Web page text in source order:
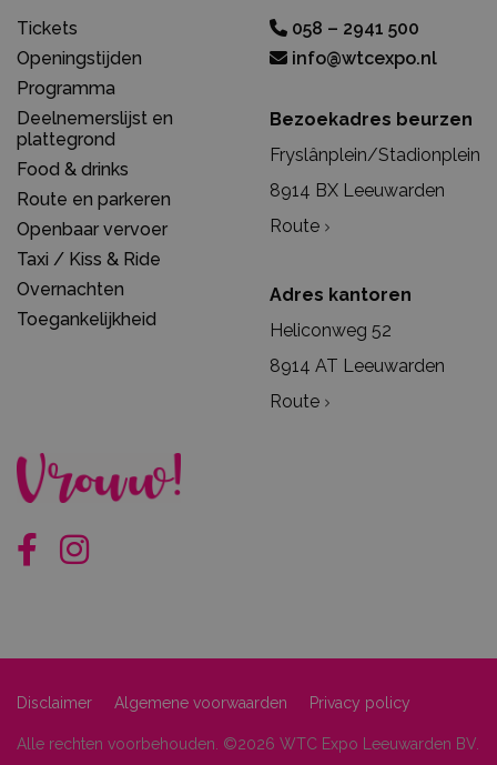
Tickets
Openingstijden
Programma
Deelnemerslijst en
plattegrond
Food & drinks
Route en parkeren
Openbaar vervoer
Taxi / Kiss & Ride
Overnachten
Toegankelijkheid
058 – 2941 500
info@wtcexpo.nl
Bezoekadres beurzen
Fryslânplein/Stadionplein
8914 BX Leeuwarden
Route
Adres kantoren
Heliconweg 52
8914 AT Leeuwarden
Route
Disclaimer Algemene voorwaarden Privacy policy
Alle rechten voorbehouden. ©2026 WTC Expo Leeuwarden BV.